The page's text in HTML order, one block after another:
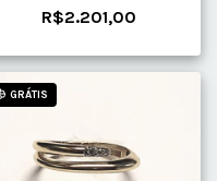
R$2.201,00
GRÁTIS